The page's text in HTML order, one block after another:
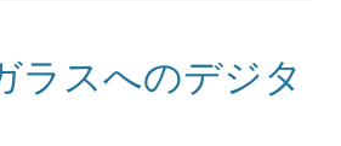
ラスへのデジタ